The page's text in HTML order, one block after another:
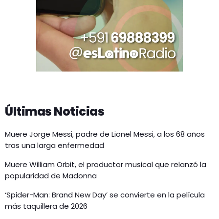
Últimas Noticias
Muere Jorge Messi, padre de Lionel Messi, a los 68 años
tras una larga enfermedad
Muere William Orbit, el productor musical que relanzó la
popularidad de Madonna
‘Spider-Man: Brand New Day’ se convierte en la película
más taquillera de 2026